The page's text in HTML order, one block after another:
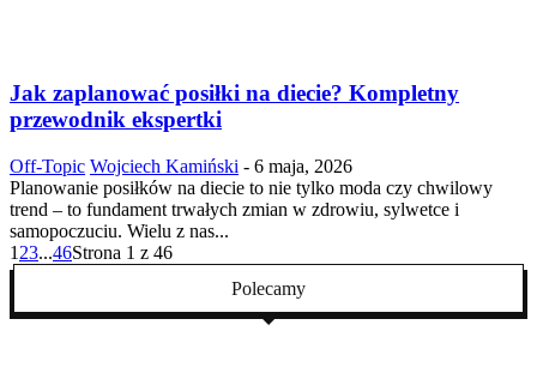
Jak zaplanować posiłki na diecie? Kompletny
przewodnik ekspertki
Off-Topic Wojciech Kamiński - 6 maja, 2026
Planowanie posiłków na diecie to nie tylko moda czy chwilowy
trend – to fundament trwałych zmian w zdrowiu, sylwetce i
samopoczuciu. Wielu z nas...
1 23...46Strona 1 z 46
Polecamy